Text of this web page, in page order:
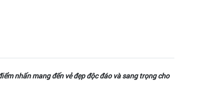
nhấn mang đến vẻ đẹp độc đáo và sang trọng cho